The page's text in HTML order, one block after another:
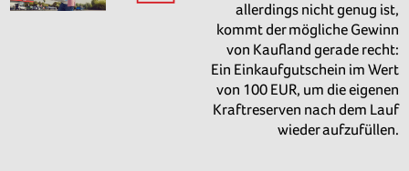
allerdings nicht genug ist,
kommt der mögliche Gewinn
von Kaufland gerade recht:
Ein Einkaufgutschein im Wert
von 100 EUR, um die eigenen
Kraftreserven nach dem Lauf
wieder aufzufüllen.